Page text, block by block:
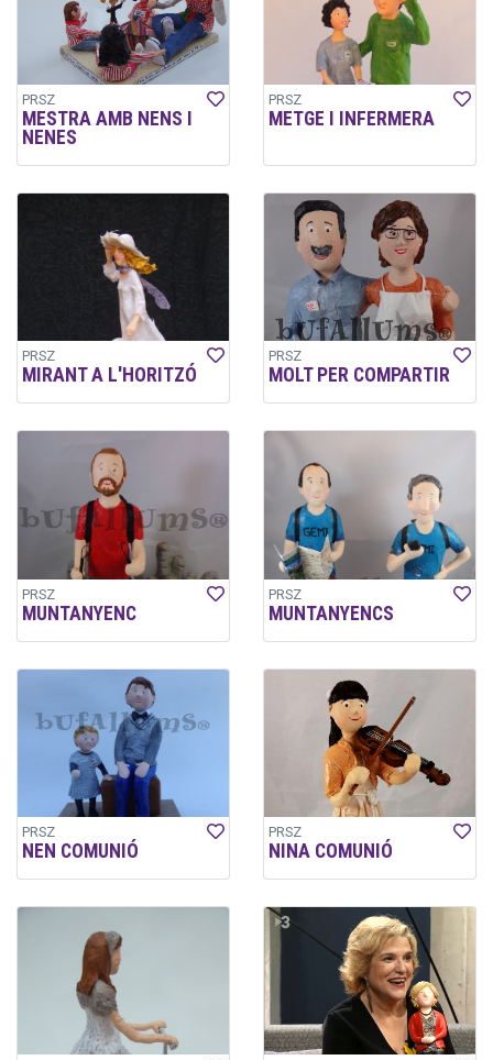
PRSZ
MESTRA AMB NENS I
NENES
PRSZ
METGE I INFERMERA
PRSZ
MIRANT A L'HORITZÓ
PRSZ
MOLT PER COMPARTIR
PRSZ
MUNTANYENC
PRSZ
MUNTANYENCS
PRSZ
NEN COMUNIÓ
PRSZ
NINA COMUNIÓ